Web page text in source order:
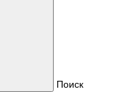
Поиск